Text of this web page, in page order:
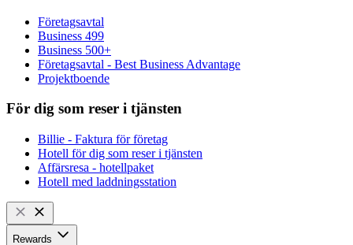
Företagsavtal
Business 499
Business 500+
Företagsavtal - Best Business Advantage
Projektboende
För dig som reser i tjänsten
Billie - Faktura för företag
Hotell för dig som reser i tjänsten
Affärsresa - hotellpaket
Hotell med laddningsstation
Rewards